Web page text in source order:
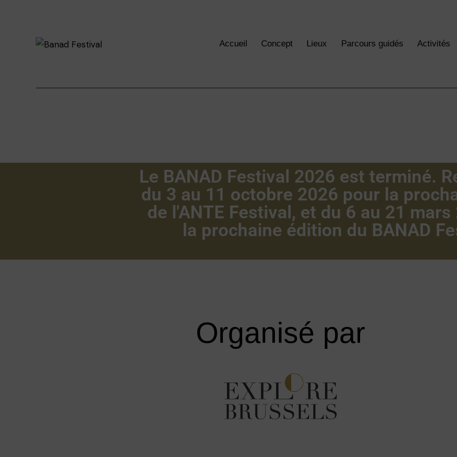
Accueil Concept Lieux Parcours guidés Activités
Le BANAD Festival 2026 est terminé.
du 3 au 11 octobre 2026 pour la
de l'ANTE Festival, et du 6 au 21
la prochaine édition du BANAD
Organisé par